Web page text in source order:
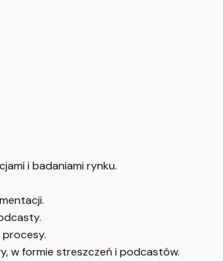
i badaniami rynku.
w formie streszczeń i podcastów.